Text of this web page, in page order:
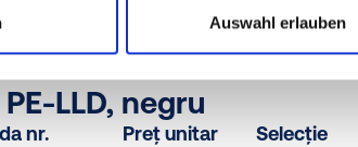
Auswahl erlauben
LLD, negru
nr.
Preț unitar
Selecție